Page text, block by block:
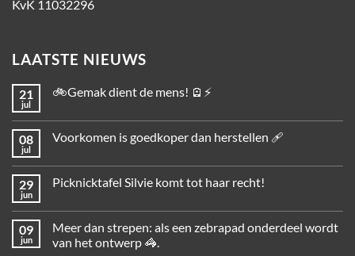
KvK 11032296
LAATSTE NIEUWS
21
jul
🚲Gemak dient de mens! 🪫⚡
08
jul
Voorkomen is goedkoper dan herstellen 🩹
29
jun
Picknicktafel Silvie komt tot haar recht!
09
jun
Meer dan strepen: als een zebrapad onderdeel wordt
van het ontwerp 🦓.